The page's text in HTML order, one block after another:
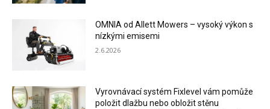
OMNIA od Allett Mowers – vysoký výkon s
nízkými emisemi
2.6.2026
Vyrovnávací systém Fixlevel vám pomůže
položit dlažbu nebo obložit stěnu